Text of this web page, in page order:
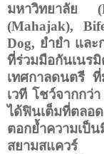
มหาวิทยาลัย
(Mahajak),
Dog, ยำยำ และ
ที่ร่วมมือกันเนร
เทศกาลดนตรี ที่
เวที โชว์จากกว่า
ได้ฟินเต็มที่ตลอ
ตอกย้ำความเป็น
สยามสแควร์ที่ป